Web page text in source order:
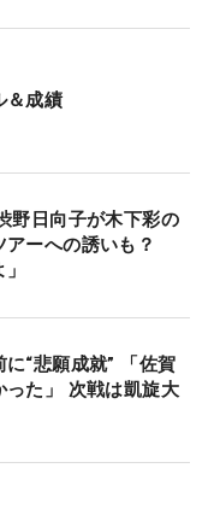
成績
野日向子が木下彩の
ーへの誘いも？
“悲願成就” 「佐賀
た」 次戦は凱旋大